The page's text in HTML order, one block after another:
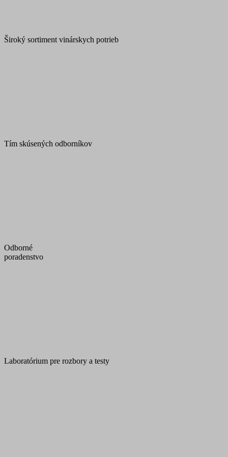
Široký sortiment vinárskych potrieb
Tím skúsených odborníkov
Odborné
poradenstvo
Laboratórium pre rozbory a testy